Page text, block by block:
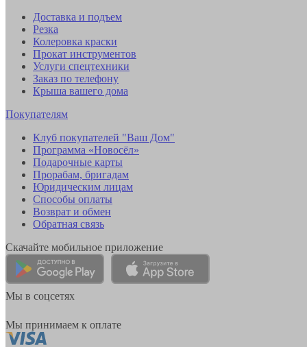
Доставка и подъем
Резка
Колеровка краски
Прокат инструментов
Услуги спецтехники
Заказ по телефону
Крыша вашего дома
Покупателям
Клуб покупателей "Ваш Дом"
Программа «Новосёл»
Подарочные карты
Прорабам, бригадам
Юридическим лицам
Способы оплаты
Возврат и обмен
Обратная связь
Скачайте мобильное приложение
Мы в соцсетях
Мы принимаем к оплате